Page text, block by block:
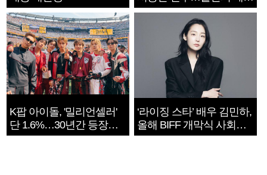
지는 ‘전쟁 속죄’
K팝 아이돌, '밀리언셀러'
단 1.6%…30년간 등장
1182개팀 전수조사
‘라이징 스타’ 배우 김민하,
올해 BIFF 개막식 사회자
확정